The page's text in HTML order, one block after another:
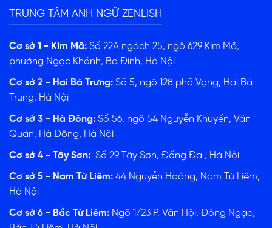
TRUNG TÂM ANH NGỮ ZENLISH
Cơ sở 1 - Kim Mã: Số 22A ngách 25, ngõ 629 Kim Mã,
phường Ngọc Khánh, Ba Đình, Hà Nội
Cơ sở 2 - Hai Bà Trưng: Số 5, ngõ 128 phố Vọng, Hai Bà
Trưng, Hà Nội
Cơ sở 3 - Hà Đông: Số 56, ngõ 54 Nguyễn Khuyến, Văn
Quán, Hà Đông, Hà Nội
Cơ sở 4 - Tây Sơn: Số 29 Tây Sơn, Đống Đa , Hà Nội
Cơ sở 5 - Nam Từ Liêm: 44 Nguyễn Hoàng, Nam Từ Liêm,
Hà Nội
Cơ sở 6 - Bắc Từ Liêm: Ngõ 1/23 P. Văn Hội, Đông Ngạc,